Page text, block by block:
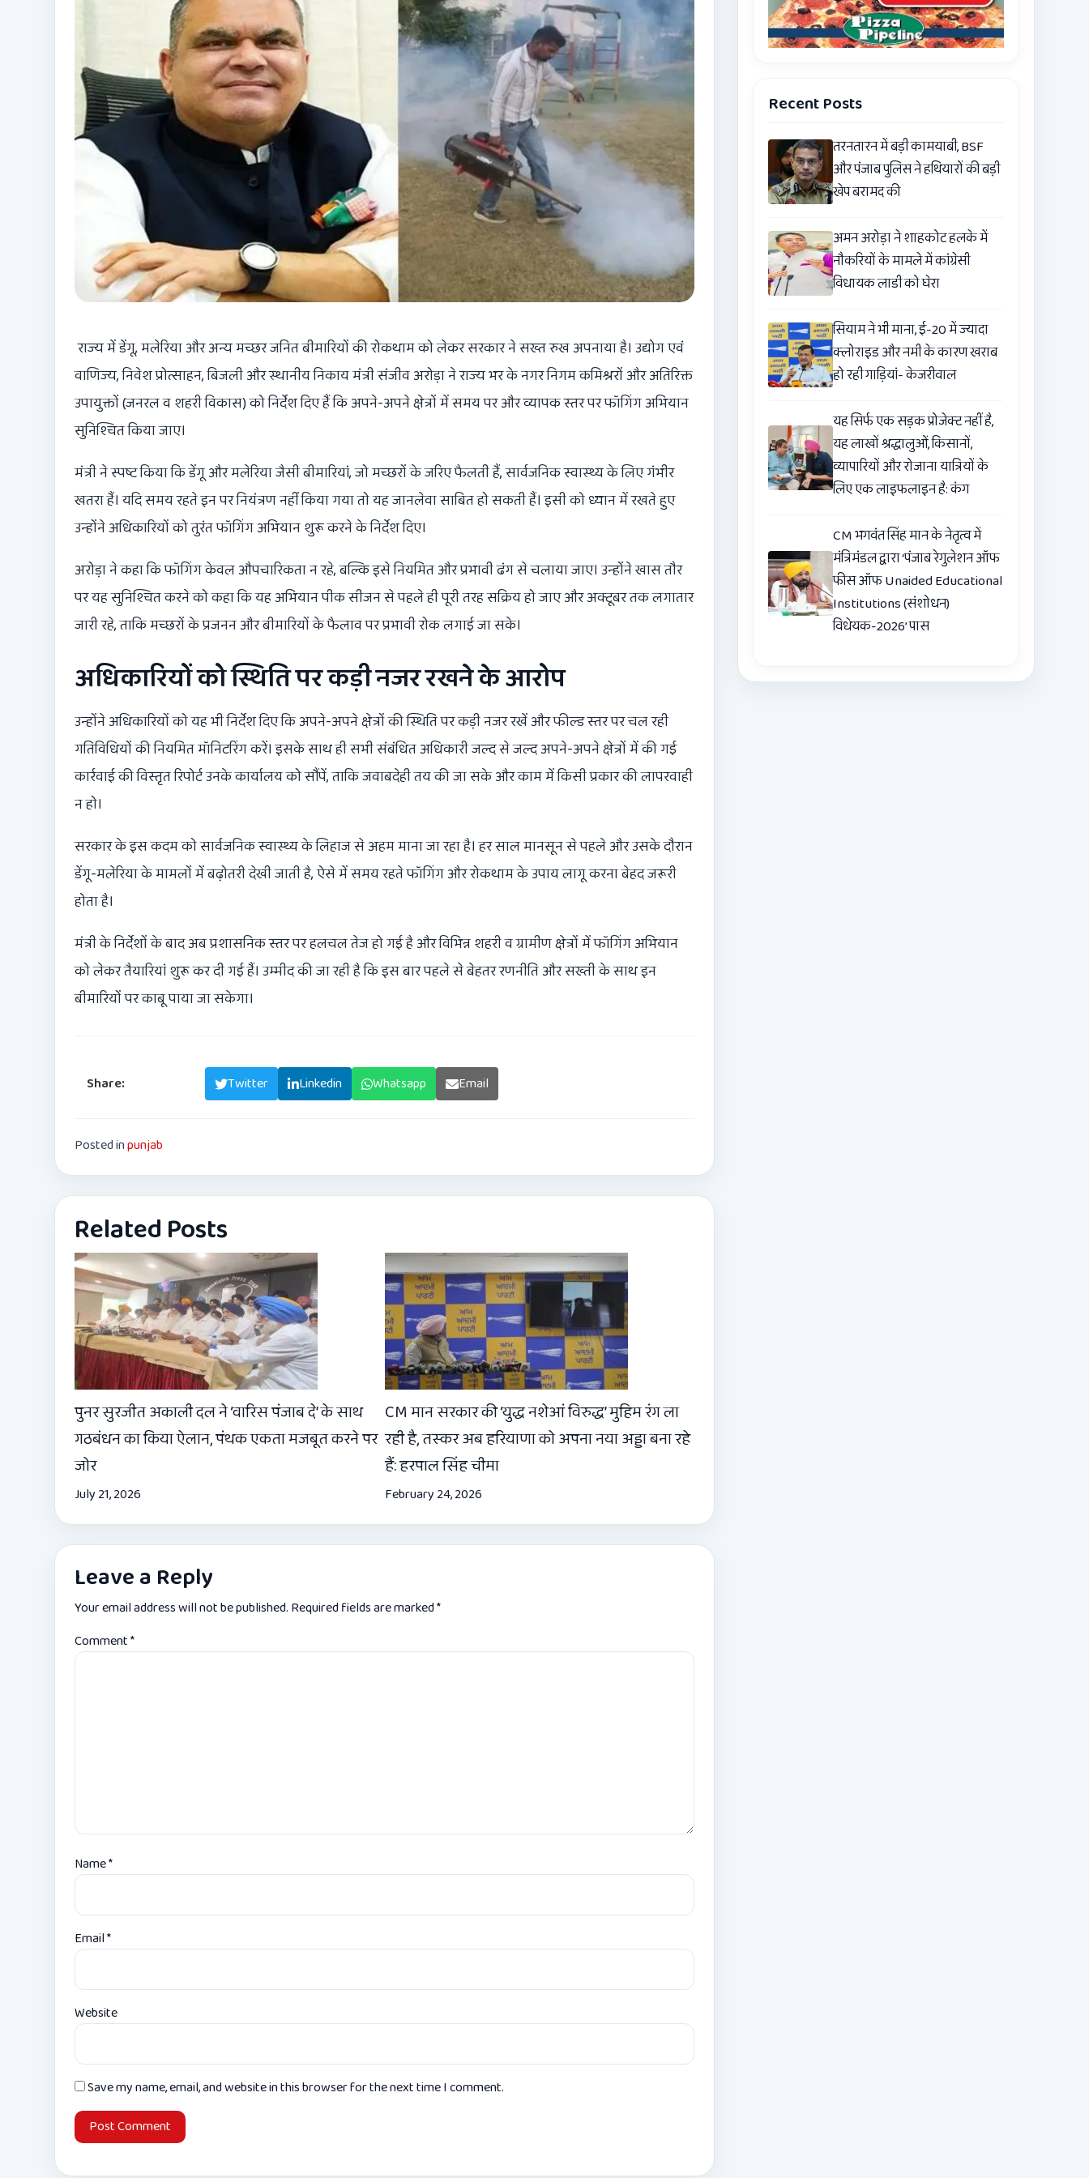
राज्य में डेंगू, मलेरिया और अन्य मच्छर जनित बीमारियों की रोकथाम को लेकर सरकार ने सख्त रुख अपनाया है। उद्योग एवं
वाणिज्य, निवेश प्रोत्साहन, बिजली और स्थानीय निकाय मंत्री संजीव अरोड़ा ने राज्य भर के नगर निगम कमिश्नरों और अतिरिक्त
उपायुक्तों (जनरल व शहरी विकास) को निर्देश दिए हैं कि अपने-अपने क्षेत्रों में समय पर और व्यापक स्तर पर फॉगिंग अभियान
सुनिश्चित किया जाए।
मंत्री ने स्पष्ट किया कि डेंगू और मलेरिया जैसी बीमारियां, जो मच्छरों के जरिए फैलती हैं, सार्वजनिक स्वास्थ्य के लिए गंभीर
खतरा हैं। यदि समय रहते इन पर नियंत्रण नहीं किया गया तो यह जानलेवा साबित हो सकती हैं। इसी को ध्यान में रखते हुए
उन्होंने अधिकारियों को तुरंत फॉगिंग अभियान शुरू करने के निर्देश दिए।
अरोड़ा ने कहा कि फॉगिंग केवल औपचारिकता न रहे, बल्कि इसे नियमित और प्रभावी ढंग से चलाया जाए। उन्होंने खास तौर
पर यह सुनिश्चित करने को कहा कि यह अभियान पीक सीजन से पहले ही पूरी तरह सक्रिय हो जाए और अक्टूबर तक लगातार
जारी रहे, ताकि मच्छरों के प्रजनन और बीमारियों के फैलाव पर प्रभावी रोक लगाई जा सके।
अधिकारियों को स्थिति पर कड़ी नजर रखने के आरोप
उन्होंने अधिकारियों को यह भी निर्देश दिए कि अपने-अपने क्षेत्रों की स्थिति पर कड़ी नजर रखें और फील्ड स्तर पर चल रही
गतिविधियों की नियमित मॉनिटरिंग करें। इसके साथ ही सभी संबंधित अधिकारी जल्द से जल्द अपने-अपने क्षेत्रों में की गई
कार्रवाई की विस्तृत रिपोर्ट उनके कार्यालय को सौंपें, ताकि जवाबदेही तय की जा सके और काम में किसी प्रकार की लापरवाही
न हो।
सरकार के इस कदम को सार्वजनिक स्वास्थ्य के लिहाज से अहम माना जा रहा है। हर साल मानसून से पहले और उसके दौरान
डेंगू-मलेरिया के मामलों में बढ़ोतरी देखी जाती है, ऐसे में समय रहते फॉगिंग और रोकथाम के उपाय लागू करना बेहद जरूरी
होता है।
मंत्री के निर्देशों के बाद अब प्रशासनिक स्तर पर हलचल तेज हो गई है और विभिन्न शहरी व ग्रामीण क्षेत्रों में फॉगिंग अभियान
को लेकर तैयारियां शुरू कर दी गई हैं। उम्मीद की जा रही है कि इस बार पहले से बेहतर रणनीति और सख्ती के साथ इन
बीमारियों पर काबू पाया जा सकेगा।
Share: Twitter Linkedin Whatsapp Email
Posted inpunjab
Related Posts
पुनर सुरजीत अकाली दल ने ‘वारिस पंजाब दे’ के साथ
गठबंधन का किया ऐलान, पंथक एकता मजबूत करने पर
जोर
July 21, 2026
CM मान सरकार की ‘युद्ध नशेआं विरुद्ध’ मुहिम रंग ला
रही है, तस्कर अब हरियाणा को अपना नया अड्डा बना रहे
हैं: हरपाल सिंह चीमा
February 24, 2026
Leave a Reply
Your email address will not be published. Required fields are marked*
Comment*
Name*
Email*
Website
Save my name, email, and website in this browser for the next time I comment.
Recent Posts
तरनतारन में बड़ी कामयाबी, BSF
और पंजाब पुलिस ने हथियारों की बड़ी
खेप बरामद की
अमन अरोड़ा ने शाहकोट हलके में
नौकरियों के मामले में कांग्रेसी
विधायक लाडी को घेरा
सियाम ने भी माना, ई-20 में ज्यादा
क्लोराइड और नमी के कारण खराब
हो रही गाड़ियां- केजरीवाल
यह सिर्फ एक सड़क प्रोजेक्ट नहीं है,
यह लाखों श्रद्धालुओं, किसानों,
व्यापारियों और रोजाना यात्रियों के
लिए एक लाइफलाइन है: कंग
CM भगवंत सिंह मान के नेतृत्व में
मंत्रिमंडल द्वारा ‘पंजाब रेगुलेशन ऑफ
फीस ऑफ Unaided Educational
Institutions (संशोधन)
विधेयक-2026’ पास